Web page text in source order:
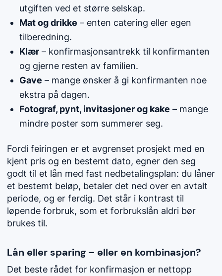
utgiften ved et større selskap.
Mat og drikke – enten catering eller egen
tilberedning.
Klær – konfirmasjonsantrekk til konfirmanten
og gjerne resten av familien.
Gave – mange ønsker å gi konfirmanten noe
ekstra på dagen.
Fotograf, pynt, invitasjoner og kake – mange
mindre poster som summerer seg.
Fordi feiringen er et avgrenset prosjekt med en
kjent pris og en bestemt dato, egner den seg
godt til et lån med fast nedbetalingsplan: du låner
et bestemt beløp, betaler det ned over en avtalt
periode, og er ferdig. Det står i kontrast til
løpende forbruk, som et forbrukslån aldri bør
brukes til.
Lån eller sparing – eller en kombinasjon?
Det beste rådet for konfirmasjon er nettopp